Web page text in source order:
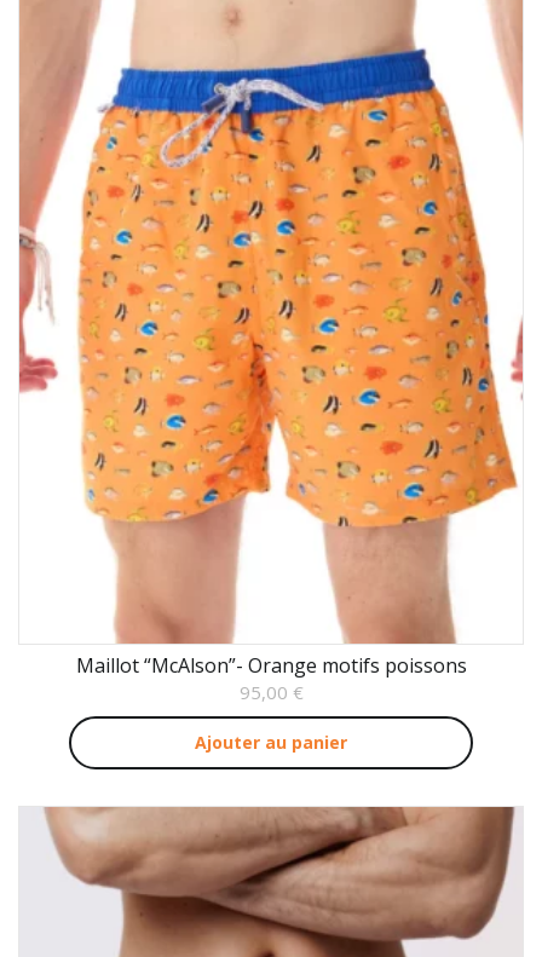
Maillot “McAlson”- Orange motifs poissons
95,00 €
Ajouter au panier